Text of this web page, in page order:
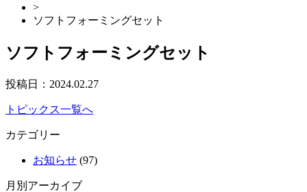
>
ソフトフォーミングセット
ソフトフォーミングセット
投稿日： 2024.02.27
トピックス一覧へ
カテゴリー
お知らせ (97)
月別アーカイブ